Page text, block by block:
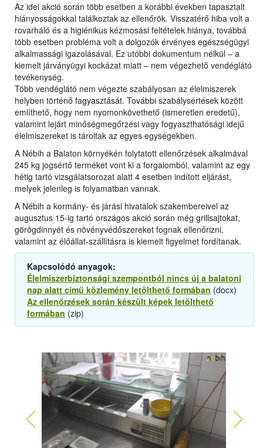
Az idei akció során több esetben a korábbi években tapasztalt
hiányosságokkal találkoztak az ellenőrök. Visszatérő hiba volt a
rovarháló és a higiénikus kézmosási feltételek hiánya, továbbá
több esetben probléma volt a dolgozók érvényes egészségügyi
alkalmassági igazolásával. Ez utóbbi dokumentum nélkül – a
kiemelt járványügyi kockázat miatt – nem végezhető vendéglátó
tevékenység.
Több vendéglátó nem végezte szabályosan az élelmiszerek
helyben történő fagyasztását. További szabálysértések között
említhető, hogy nem nyomonkövethető (ismeretlen eredetű),
valamint lejárt minőségmegőrzési vagy fogyaszthatósági idejű
élelmiszereket is tároltak az egyes egységekben.
A Nébih a Balaton környékén folytatott ellenőrzések alkalmával
245 kg jogsértő terméket vont ki a forgalomból, valamint az egy
hétig tartó vizsgálatsorozat alatt 4 esetben indított eljárást,
melyek jelenleg is folyamatban vannak.
A Nébih a kormány- és járási hivatalok szakembereivel az
augusztus 15-ig tartó országos akció során még grillsajtokat,
görögdinnyét és növényvédőszereket fognak ellenőrizni,
valamint az élőállat-szállításra is kiemelt figyelmet fordítanak.
Kapcsolódó anyagok:
Élelmiszerbiztonsági szempontból nincs új a balatoni
nap alatt című közlemény letölthető formában (docx)
Az ellenőrzések során készült képek letölthető
formában (zip)